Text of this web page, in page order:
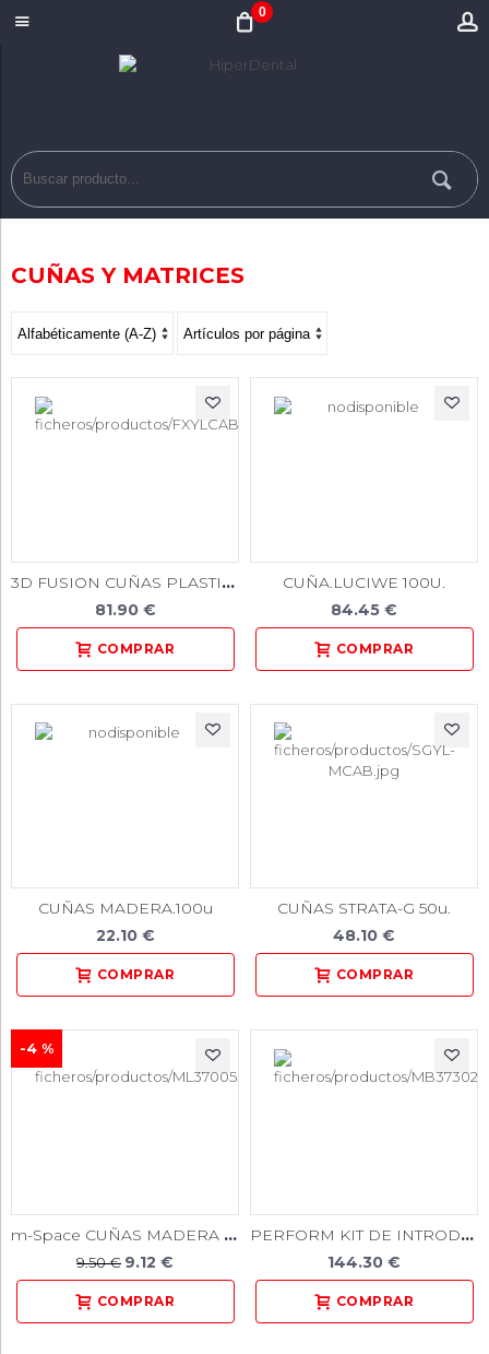
0
CUÑAS Y MATRICES
3D FUSION CUÑAS PLASTICO 100u
81.90 €
CUÑA.LUCIWE 100U.
84.45 €
CUÑAS MADERA.100u
22.10 €
CUÑAS STRATA-G 50u.
48.10 €
m-Space CUÑAS MADERA AMARILLAS 100u.
9.50 € 9.12 €
-4 %
PERFORM KIT DE INTRODUCCION 2 TAMAÑOS
144.30 €